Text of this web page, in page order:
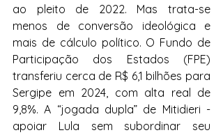
ao pleito de 2022. Mas trata-se
menos de conversão ideológica e
mais de cálculo político. O Fundo de
Participação dos Estados (FPE)
transferiu cerca de R$ 6,1 bilhões para
Sergipe em 2024, com alta real de
9,8%. A “jogada dupla” de Mitidieri -
apoiar Lula sem subordinar seu